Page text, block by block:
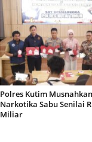
Polres Kutim Musnahkan
Narkotika Sabu Senilai
Miliar